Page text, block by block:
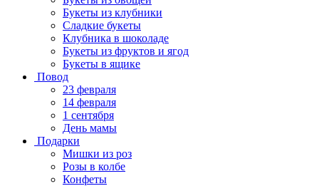
Букеты из клубники
Сладкие букеты
Клубника в шоколаде
Букеты из фруктов и ягод
Букеты в ящике
Повод
23 февраля
14 февраля
1 сентября
День мамы
Подарки
Мишки из роз
Розы в колбе
Конфеты